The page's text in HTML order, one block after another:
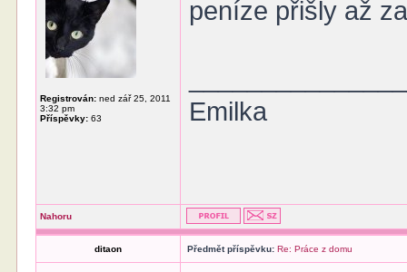
Registrován: ned zář 25, 2011
3:32 pm
Příspěvky: 63
peníze přišly až
Emilka
Nahoru
ditaon Předmět příspěvku: Re: Práce z domu